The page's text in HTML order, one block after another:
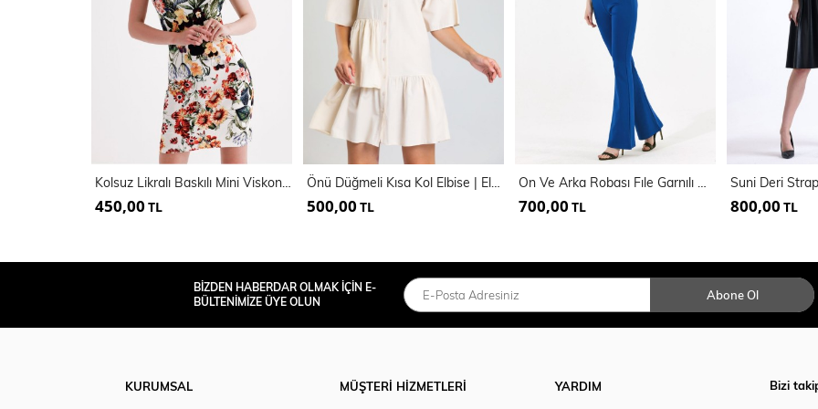
Kolsuz Likralı Baskılı Mini Viskon Elbise | ELB35735
450,00 TL
Önü Düğmeli Kısa Kol Elbise | Elb34244
500,00 TL
On Ve Arka Robası Fıle Garnılı Onden Fermuarlı Tulum | Tlm14625
700,00 TL 800,00 TL
BİZDEN HABERDAR OLMAK İÇİN E-
BÜLTENİMİZE ÜYE OLUN
Abone Ol
KURUMSAL
MÜŞTERİ HİZMETLERİ
YARDIM
Bizi